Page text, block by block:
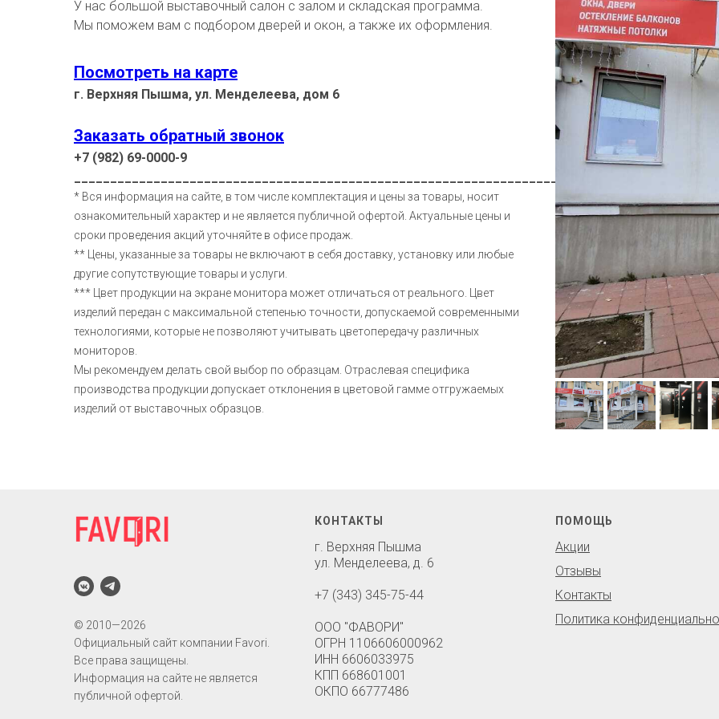
У нас большой выставочный салон с залом и складская программа.
Мы поможем вам с подбором дверей и окон, а также их оформления.
Посмотреть на карте
г. Верхняя Пышма, ул. Менделеева, дом 6
Заказать обратный звонок
+7 (982) 69-0000-9
* Вся информация на сайте, в том числе комплектация и цены за товары, носит
ознакомительный характер и не является публичной офертой. Актуальные цены и
сроки проведения акций уточняйте в офисе продаж.
** Цены, указанные за товары не включают в себя доставку, установку или любые
другие сопутствующие товары и услуги.
*** Цвет продукции на экране монитора может отличаться от реального. Цвет
изделий передан с максимальной степенью точности, допускаемой современными
технологиями, которые не позволяют учитывать цветопередачу различных
мониторов.
Мы рекомендуем делать свой выбор по образцам. Отраслевая специфика
производства продукции допускает отклонения в цветовой гамме отгружаемых
изделий от выставочных образцов.
© 2010—2026
Официальный сайт компании Favori.
Все права защищены.
Информация на сайте не является
публичной офертой.
КОНТАКТЫ
г. Верхняя Пышма
ул. Менделеева, д. 6
+7 (343) 345-75-44
ООО "ФАВОРИ"
ОГРН 1106606000962
ИНН 6606033975
КПП 668601001
ОКПО 66777486
ПОМОЩЬ
Акции
Отзывы
Контакты
Политика